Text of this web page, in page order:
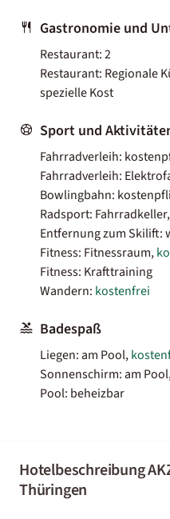
Gastronomie und
Restaurant: 2
Restaurant: Regionale
spezielle Kost
Sport und
Fahrradverleih:
Fahrradverleih:
Bowlingbahn:
Radsport: Fahrradkeller,
Entfernung zum Skilift:
Fitness: Fitnessraum,
Fitness: Krafttraining
Wandern: kostenfrei
Badespaß
Liegen: am Pool,
Sonnenschirm: am
Pool: beheizbar
Hotelbeschreibung
Thüringen